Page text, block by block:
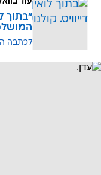
"בתוך
לכתבה